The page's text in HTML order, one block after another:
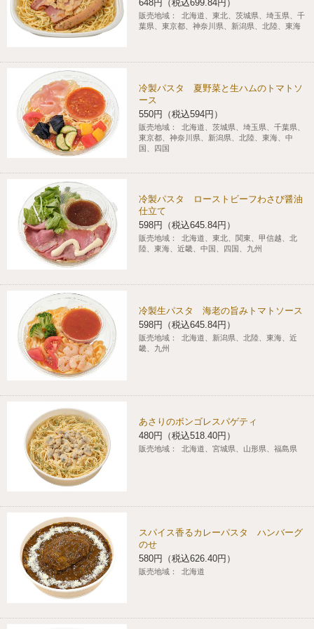
648円（税込699.84円）
販売地域：
北海道、東北、茨城県、埼玉県、千
葉県、東京都、神奈川県、新潟県、北陸、東海
冷製パスタ 夏野菜と生ハムのトマトソ
ース
550円（税込594円）
販売地域：
北海道、茨城県、埼玉県、千葉県、
東京都、神奈川県、新潟県、北陸、東海、中
国、四国
冷製パスタ ローストビーフわさび醤油
仕立て
598円（税込645.84円）
販売地域：
北海道、東北、関東、甲信越、北
陸、東海、近畿、中国、四国、九州
冷製生パスタ 海老の旨みトマトソース
598円（税込645.84円）
販売地域：
北海道、新潟県、北陸、東海、近
畿、九州
あさりのボンゴレスパゲティ
480円（税込518.40円）
販売地域： 北海道、宮城県、山形県、福島県
スパイス香るカレーパスタ ハンバーグ
のせ
580円（税込626.40円）
販売地域： 北海道